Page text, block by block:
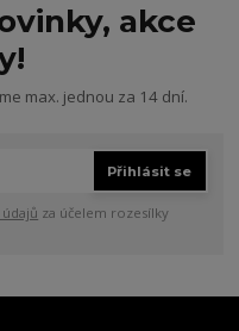
akce
max. jednou za 14 dní.
Přihlásit se
za účelem rozesílky